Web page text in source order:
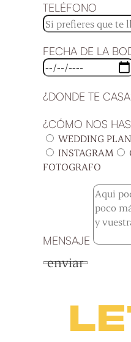
TELÉFONO
FECHA DE LA
¿DONDE TE
¿CÓMO NOS
WEDDING
INSTAGRAM
FOTOGRAFO
MENSAJE
enviar